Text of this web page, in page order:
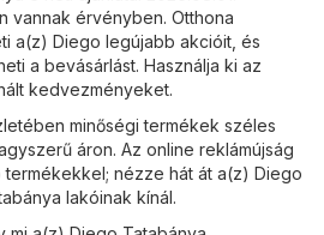
vannak érvényben. Otthona
a(z) Diego legújabb akcióit, és
a bevásárlást. Használja ki az
kedvezményeket.
minőségi termékek széles
áron. Az online reklámújság
nézze hát át a(z) Diego
lakóinak kínál.